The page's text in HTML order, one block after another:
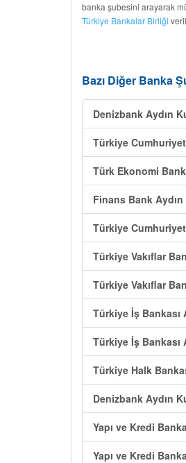
banka şubesini arayarak
Türkiye Bankalar Birliği
Bazı Diğer Banka
Denizbank Aydın
Türkiye
Türk Ekonomi
Finans Bank
Türkiye
Türkiye Vakıflar
Türkiye Vakıflar
Türkiye İş Bankası
Türkiye İş Bankası
Türkiye Halk
Denizbank Aydın
Yapı ve Kredi
Yapı ve Kredi